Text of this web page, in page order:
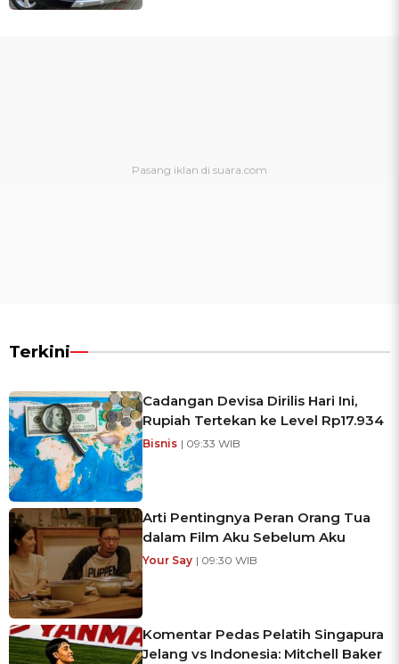
Terkini
Cadangan Devisa Dirilis Hari Ini,
Rupiah Tertekan ke Level Rp17.934
Bisnis | 09:33 WIB
Arti Pentingnya Peran Orang Tua
dalam Film Aku Sebelum Aku
Your Say | 09:30 WIB
Komentar Pedas Pelatih Singapura
Jelang vs Indonesia: Mitchell Baker